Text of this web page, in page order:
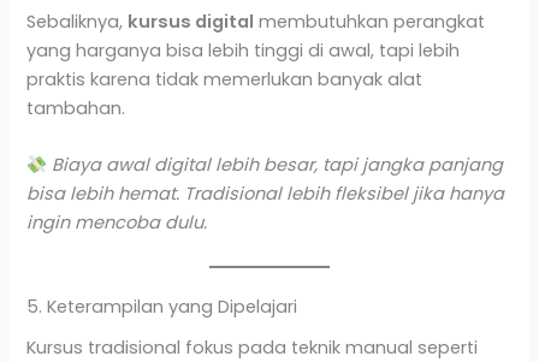
Sebaliknya, kursus digital membutuhkan perangkat
yang harganya bisa lebih tinggi di awal, tapi lebih
praktis karena tidak memerlukan banyak alat
tambahan.
Biaya awal digital lebih besar, tapi jangka panjang
bisa lebih hemat. Tradisional lebih fleksibel jika hanya
ingin mencoba dulu.
5. Keterampilan yang Dipelajari
Kursus tradisional fokus pada teknik manual seperti